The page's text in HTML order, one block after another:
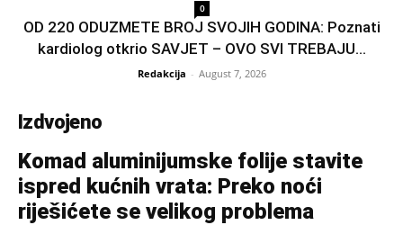
0
OD 220 ODUZMETE BROJ SVOJIH GODINA: Poznati
kardiolog otkrio SAVJET – OVO SVI TREBAJU...
Redakcija - August 7, 2026
Izdvojeno
Komad aluminijumske folije stavite
ispred kućnih vrata: Preko noći
riješićete se velikog problema